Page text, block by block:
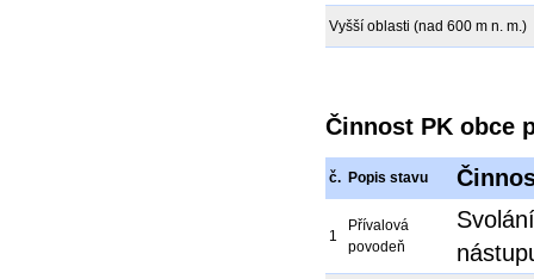
Vyšší oblasti (nad 600 m n. m.)
Činnost PK obce
č. Popis stavu
1
Přívalová
povodeň